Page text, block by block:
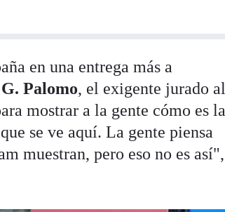
en una entrega más a
Palomo, el exigente jurado al
mostrar a la gente cómo es la
se ve aquí. La gente piensa
muestran, pero eso no es así",